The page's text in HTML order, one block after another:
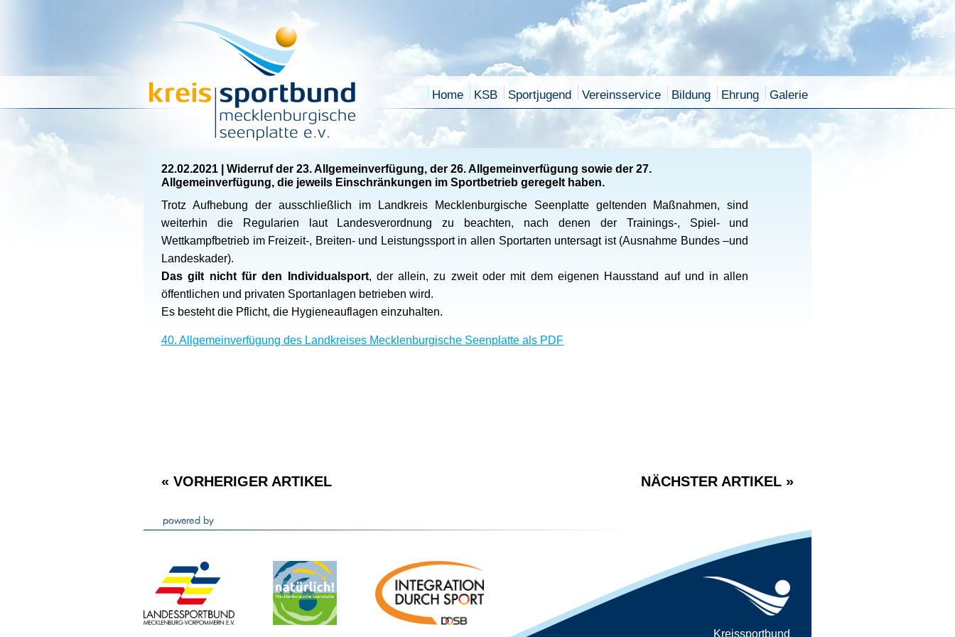
Home KSB Sportjugend Vereinsservice Bildung Ehrung Galerie
22.02.2021
Widerruf der 23. Allgemeinverfügung, der 26. Allgemeinverfügung sowie der 27.
Allgemeinverfügung, die jeweils Einschränkungen im Sportbetrieb geregelt haben.
Trotz Aufhebung der ausschließlich im Landkreis Mecklenburgische Seenplatte geltenden Maßnahmen, sind
weiterhin die Regularien laut Landesverordnung zu beachten, nach denen der Trainings-, Spiel- und
Wettkampfbetrieb im Freizeit-, Breiten- und Leistungssport in allen Sportarten untersagt ist (Ausnahme Bundes –und
Landeskader).
Das gilt nicht für den Individualsport, der allein, zu zweit oder mit dem eigenen Hausstand auf und in allen
öffentlichen und privaten Sportanlagen betrieben wird.
Es besteht die Pflicht, die Hygieneauflagen einzuhalten.
40. Allgemeinverfügung des Landkreises Mecklenburgische Seenplatte als PDF
NÄCHSTER ARTIKEL »
« VORHERIGER ARTIKEL
Kreissportbund